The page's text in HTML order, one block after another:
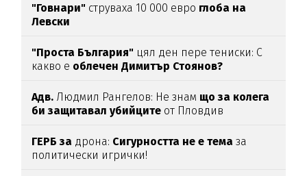
"Говнари" струваха 10 000 евро глоба на
Левски
"Проста България" цял ден пере тениски: С
какво е облечен Димитър Стоянов?
Адв. Людмил Рангелов: Не знам що за колега
би защитавал убийците от Пловдив
ГЕРБ за дрона: Сигурността не е темаза
политически игрички!